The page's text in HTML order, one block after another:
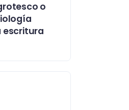
o
escritura